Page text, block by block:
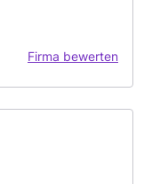
Firma bewerten